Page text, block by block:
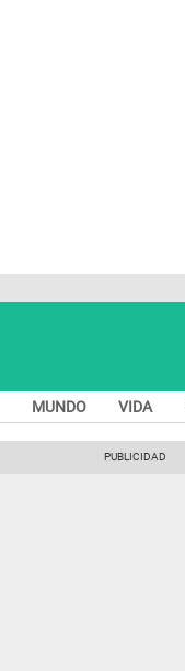
MUNDO VIDA